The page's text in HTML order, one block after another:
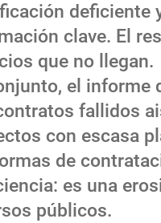
deficiente
clave. El
que no llegan.
el informe
fallidos
con escasa
de
es una
públicos.